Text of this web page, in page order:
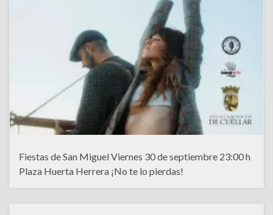
Fiestas de San Miguel Viernes 30 de septiembre 23:00 h
Plaza Huerta Herrera ¡No te lo pierdas!